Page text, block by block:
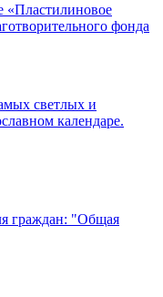
«Пластилиновое
фонда
светлых и
календаре.
граждан: "Общая